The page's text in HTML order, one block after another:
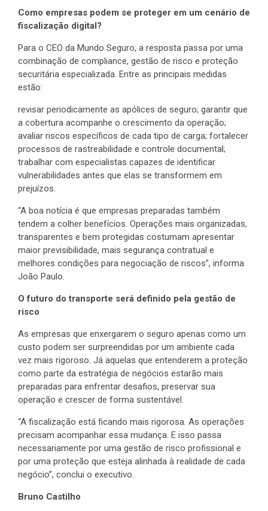
Como empresas podem se proteger em um cenário de
fiscalização digital?
Para o CEO da Mundo Seguro, a resposta passa por uma
combinação de compliance, gestão de risco e proteção
securitária especializada. Entre as principais medidas
estão:
revisar periodicamente as apólices de seguro; garantir que
a cobertura acompanhe o crescimento da operação;
avaliar riscos específicos de cada tipo de carga; fortalecer
processos de rastreabilidade e controle documental;
trabalhar com especialistas capazes de identificar
vulnerabilidades antes que elas se transformem em
prejuízos.
“A boa notícia é que empresas preparadas também
tendem a colher benefícios. Operações mais organizadas,
transparentes e bem protegidas costumam apresentar
maior previsibilidade, mais segurança contratual e
melhores condições para negociação de riscos”, informa
João Paulo.
O futuro do transporte será definido pela gestão de
risco
As empresas que enxergarem o seguro apenas como um
custo podem ser surpreendidas por um ambiente cada
vez mais rigoroso. Já aquelas que entenderem a proteção
como parte da estratégia de negócios estarão mais
preparadas para enfrentar desafios, preservar sua
operação e crescer de forma sustentável.
“A fiscalização está ficando mais rigorosa. As operações
precisam acompanhar essa mudança. E isso passa
necessariamente por uma gestão de risco profissional e
por uma proteção que esteja alinhada à realidade de cada
negócio”, conclui o executivo.
Bruno Castilho